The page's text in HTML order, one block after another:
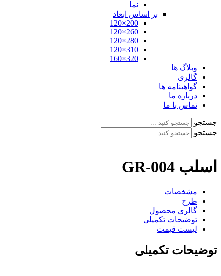
نما
بر اساس ابعاد
200×120
260×120
280×120
310×120
320×160
وبلاگ ها
گالری
گواهینامه ها
درباره ما
تماس با ما
جستجو
جستجو
اسلب GR-004
مشخصات
طرح
گالری محصول
توضیحات تکمیلی
لیست قیمت
توضیحات تکمیلی